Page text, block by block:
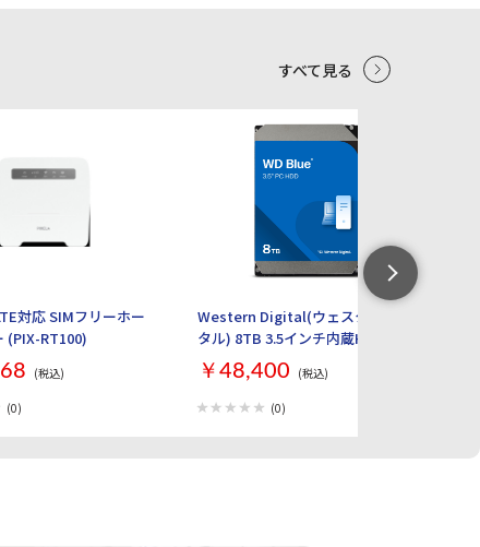
おりません。 ※上記条件を満たした場合であっても、全
てのパソコンでの動作を保証するものではありません。
イド（保証書含む） A3両面 白黒印刷 2枚 ※製品付属ソ
すべて見る
対応 SIMフリーホー
(PIX-RT100)
(税込)
(0)
Western Digital(ウェスタンデジ
タル) 8TB 3.5インチ内蔵HDD WD
Blue WD80EAAZ
￥48,400 (税込)
(0)